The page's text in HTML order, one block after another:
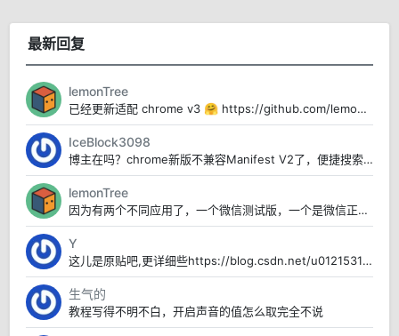
最新回复
lemonTree
已经更新适配 chrome v3 🤗 https://github.com/lemon-cod...
IceBlock3098
博主在吗？chrome新版不兼容Manifest V2了，便捷搜索用不了
lemonTree
因为有两个不同应用了，一个微信测试版，一个是微信正式版本
Y
这儿是原贴吧,更详细些https://blog.csdn.net/u012153104/art...
生气的
教程写得不明不白，开启声音的值怎么取完全不说